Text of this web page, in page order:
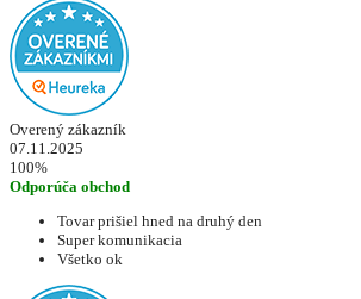
Overený zákazník
07.11.2025
100%
Odporúča obchod
Tovar prišiel hned na druhý den
Super komunikacia
Všetko ok